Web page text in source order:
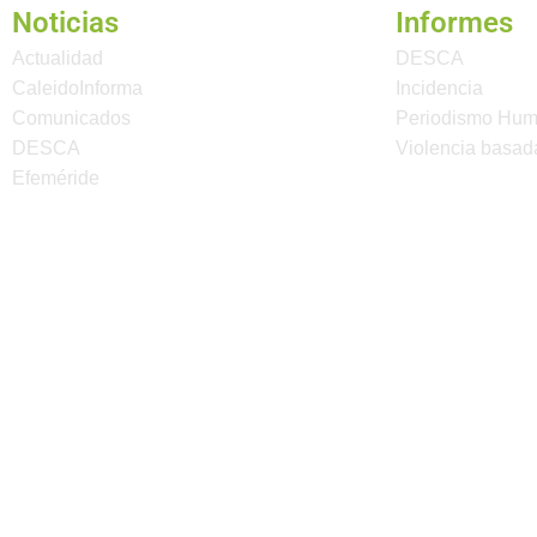
Noticias
Actualidad
CaleidoInforma
Comunicados
DESCA
Efeméride
Informes
DESCA
Incidencia
Periodismo
Violencia